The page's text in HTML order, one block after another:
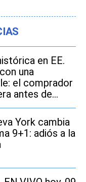
en EE.
una
el comprador
antes de
York cambia
9+1: adiós a la